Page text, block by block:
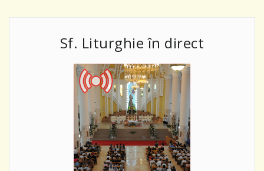
Sf. Liturghie în direct